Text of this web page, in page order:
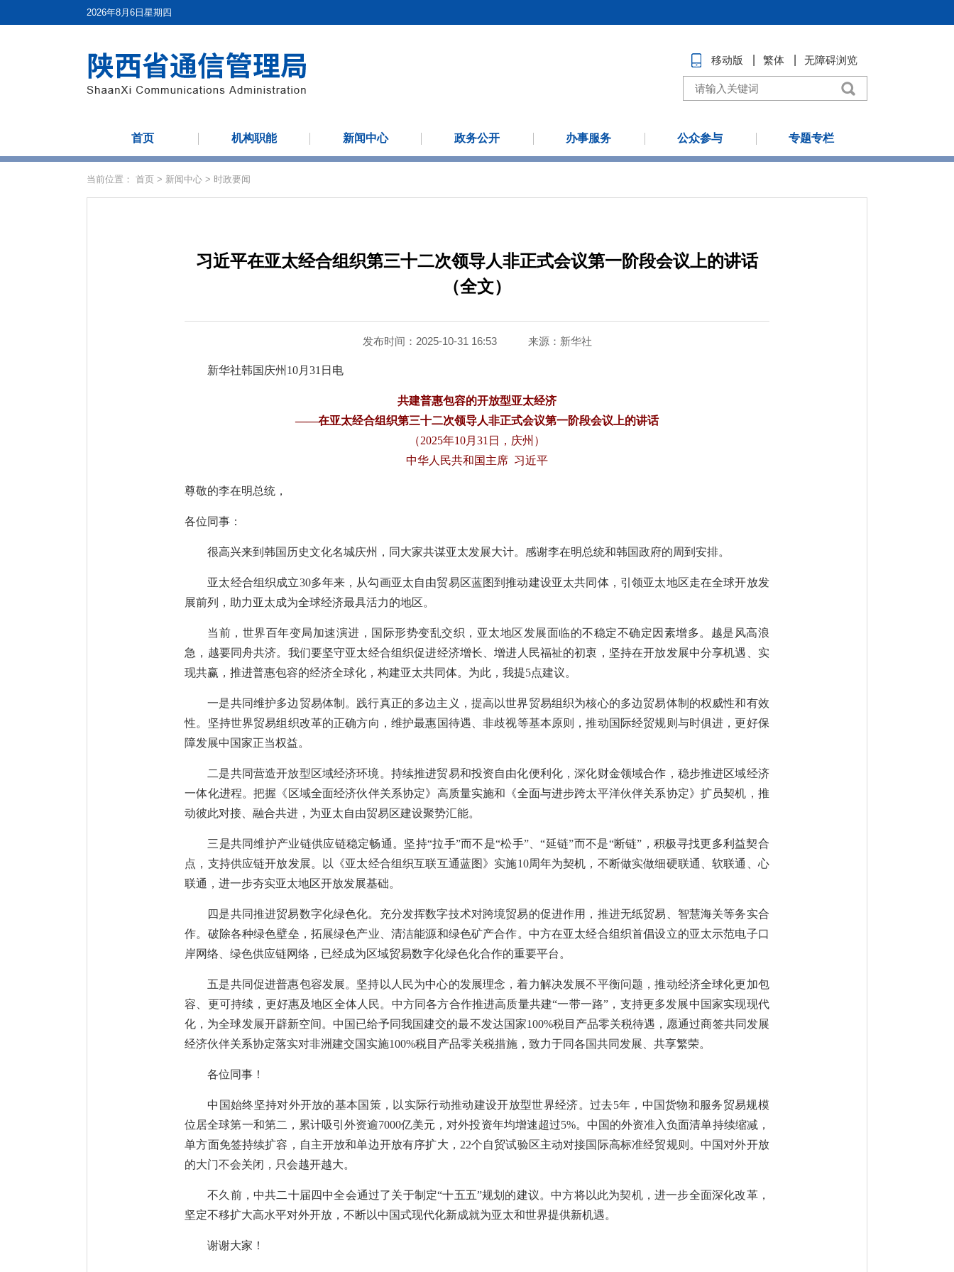
2026年8月6日星期四
移动版 繁体 无障碍浏览
首页 机构职能 新闻中心 政务公开 办事服务 公众参与 专题专栏
当前位置： 首页 > 新闻中心 > 时政要闻
习近平在亚太经合组织第三十二次领导人非正式会议第一阶段会议上的讲话
（全文）
发布时间：2025-10-31 16:53 来源： 新华社
新华社韩国庆州10月31日电
共建普惠包容的开放型亚太经济
——在亚太经合组织第三十二次领导人非正式会议第一阶段会议上的讲话
（2025年10月31日，庆州）
中华人民共和国主席 习近平
尊敬的李在明总统，
各位同事：
很高兴来到韩国历史文化名城庆州，同大家共谋亚太发展大计。感谢李在明总统和韩国政府的周到安排。
亚太经合组织成立30多年来，从勾画亚太自由贸易区蓝图到推动建设亚太共同体，引领亚太地区走在全球开放发
展前列，助力亚太成为全球经济最具活力的地区。
当前，世界百年变局加速演进，国际形势变乱交织，亚太地区发展面临的不稳定不确定因素增多。越是风高浪
急，越要同舟共济。我们要坚守亚太经合组织促进经济增长、增进人民福祉的初衷，坚持在开放发展中分享机遇、实
现共赢，推进普惠包容的经济全球化，构建亚太共同体。为此，我提5点建议。
一是共同维护多边贸易体制。践行真正的多边主义，提高以世界贸易组织为核心的多边贸易体制的权威性和有效
性。坚持世界贸易组织改革的正确方向，维护最惠国待遇、非歧视等基本原则，推动国际经贸规则与时俱进，更好保
障发展中国家正当权益。
二是共同营造开放型区域经济环境。持续推进贸易和投资自由化便利化，深化财金领域合作，稳步推进区域经济
一体化进程。把握《区域全面经济伙伴关系协定》高质量实施和《全面与进步跨太平洋伙伴关系协定》扩员契机，推
动彼此对接、融合共进，为亚太自由贸易区建设聚势汇能。
三是共同维护产业链供应链稳定畅通。坚持“拉手”而不是“松手”、“延链”而不是“断链”，积极寻找更多利益契合
点，支持供应链开放发展。以《亚太经合组织互联互通蓝图》实施10周年为契机，不断做实做细硬联通、软联通、心
联通，进一步夯实亚太地区开放发展基础。
四是共同推进贸易数字化绿色化。充分发挥数字技术对跨境贸易的促进作用，推进无纸贸易、智慧海关等务实合
作。破除各种绿色壁垒，拓展绿色产业、清洁能源和绿色矿产合作。中方在亚太经合组织首倡设立的亚太示范电子口
岸网络、绿色供应链网络，已经成为区域贸易数字化绿色化合作的重要平台。
五是共同促进普惠包容发展。坚持以人民为中心的发展理念，着力解决发展不平衡问题，推动经济全球化更加包
容、更可持续，更好惠及地区全体人民。中方同各方合作推进高质量共建“一带一路”，支持更多发展中国家实现现代
化，为全球发展开辟新空间。中国已给予同我国建交的最不发达国家100%税目产品零关税待遇，愿通过商签共同发展
经济伙伴关系协定落实对非洲建交国实施100%税目产品零关税措施，致力于同各国共同发展、共享繁荣。
各位同事！
中国始终坚持对外开放的基本国策，以实际行动推动建设开放型世界经济。过去5年，中国货物和服务贸易规模
位居全球第一和第二，累计吸引外资逾7000亿美元，对外投资年均增速超过5%。中国的外资准入负面清单持续缩减，
单方面免签持续扩容，自主开放和单边开放有序扩大，22个自贸试验区主动对接国际高标准经贸规则。中国对外开放
的大门不会关闭，只会越开越大。
不久前，中共二十届四中全会通过了关于制定“十五五”规划的建议。中方将以此为契机，进一步全面深化改革，
坚定不移扩大高水平对外开放，不断以中国式现代化新成就为亚太和世界提供新机遇。
谢谢大家！